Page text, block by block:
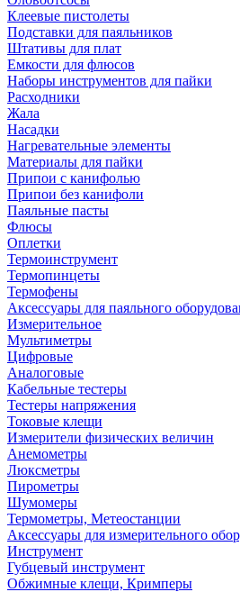
Клеевые пистолеты
Подставки для паяльников
Штативы для плат
Емкости для флюсов
Наборы инструментов для пайки
Расходники
Жала
Насадки
Нагревательные элементы
Материалы для пайки
Припои с канифолью
Припои без канифоли
Паяльные пасты
Флюсы
Оплетки
Термоинструмент
Термопинцеты
Термофены
Аксессуары для паяльного
Измерительное
Мультиметры
Цифровые
Аналоговые
Кабельные тестеры
Тестеры напряжения
Токовые клещи
Измерители физических величин
Анемометры
Люксметры
Пирометры
Шумомеры
Термометры, Метеостанции
Аксессуары для измерительного
Инструмент
Губцевый инструмент
Обжимные клещи, Кримперы